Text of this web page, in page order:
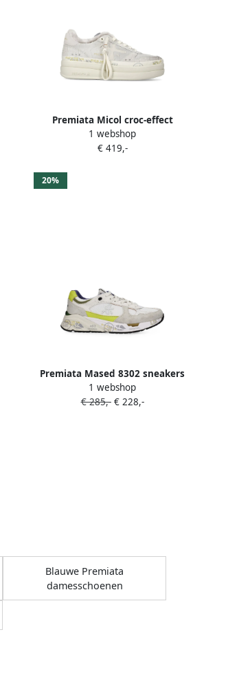
Premiata Micol croc-effect
platform sneakers Beige
1 webshop
€ 419,-
20%
Premiata Mased 8302 sneakers
Beige
1 webshop
€ 285,-€ 228,-
Blauwe Premiata
damesschoenen